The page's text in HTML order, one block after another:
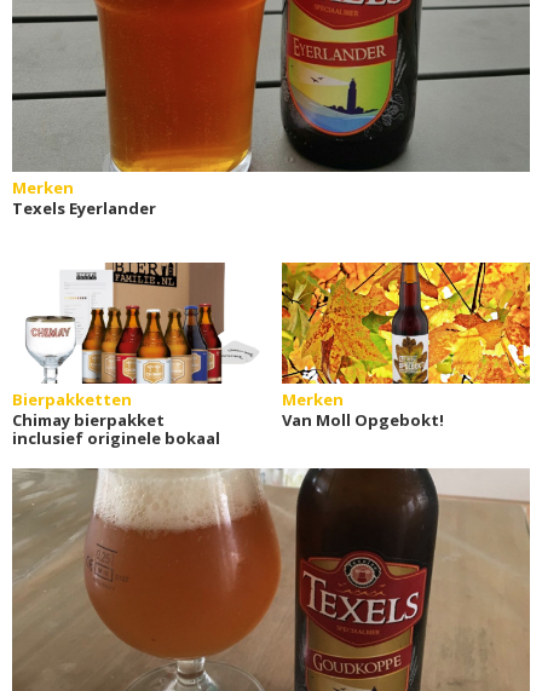
Merken
Texels Eyerlander
Bierpakketten
Chimay bierpakket
inclusief originele bokaal
Merken
Van Moll Opgebokt!